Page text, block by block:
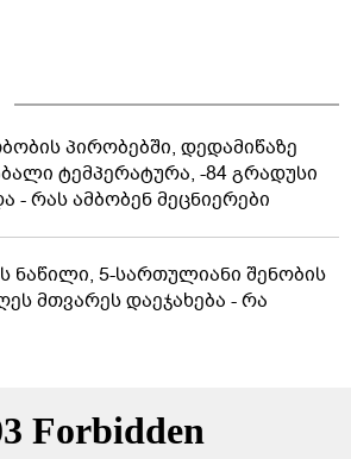
პირობებში, დედამიწაზე
ტემპერატურა, -84 გრადუსი
- რას ამბობენ მეცნიერები
ნაწილი, 5-სართულიანი შენობის
მთვარეს დაეჯახება - რა